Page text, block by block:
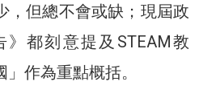
，但總不會或缺；現屆政
都刻意提及STEAM教
作為重點概括。